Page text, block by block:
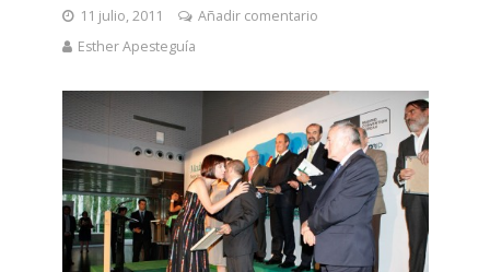
11 julio, 2011
Añadir comentario
Esther Apesteguía